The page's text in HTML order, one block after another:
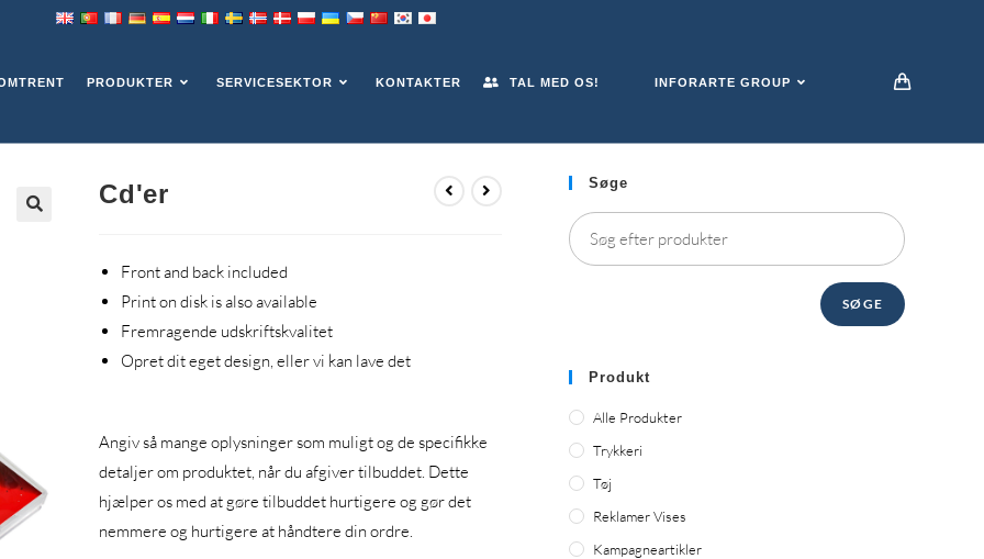
PRODUKTER SERVICESEKTOR KONTAKTER TAL MED OS! INFORARTE GROUP
Cd'er
Front and back included
Print on disk is also available
Fremragende udskriftskvalitet
Opret dit eget design, eller vi kan lave det
Angiv så mange oplysninger som muligt og de specifikke
detaljer om produktet, når du afgiver tilbuddet. Dette
hjælper os med at gøre tilbuddet hurtigere og gør det
nemmere og hurtigere at håndtere din ordre.
Søge
SØGE
Produkt
Alle Produkter
Trykkeri
Tøj
Reklamer Vises
Kampagneartikler